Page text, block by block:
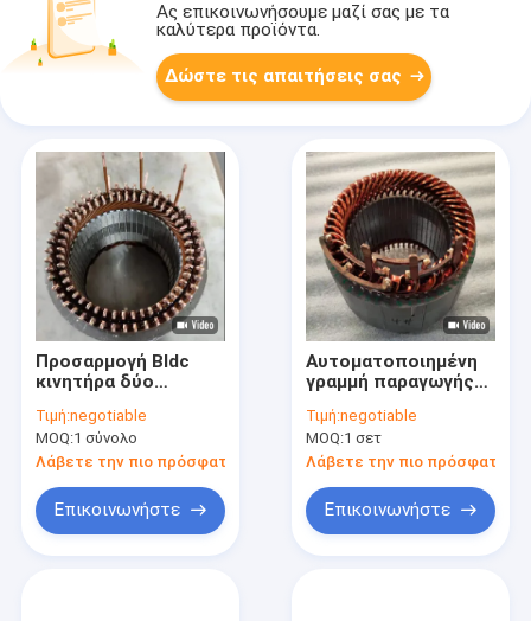
Ας επικοινωνήσουμε μαζί σας με τα
καλύτερα προϊόντα.
Δώστε τις απαιτήσεις σας
Προσαρμογή Bldc
κινητήρα δύο
γραμμή παραγωγής
για την εισαγωγή
διεύρυνση
στρέβλωση
Τιμή:negotiable
MOQ:1 σύνολο
Λάβετε την πιο πρόσφατη τιμή
Επικοινωνήστε
Αυτοματοποιημένη
γραμμή παραγωγής
σύρματος 0,8kw-
10kw 220V/380V
Τιμή:negotiable
MOQ:1 σετ
Λάβετε την πιο πρόσφατη
Επικοινωνήστε